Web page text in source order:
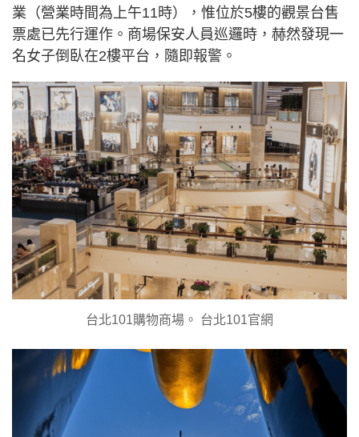
業（營業時間為上午11時），惟位於5樓的觀景台售
票處已先行運作。商場保安人員巡邏時，赫然發現一
名女子倒臥在2樓平台，隨即報警。
台北101購物商場。 台北101官網